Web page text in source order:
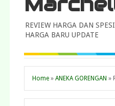
REVIEW HARGA DAN
HARGA BARU UPDATE
Home » ANEKA GORENGAN »